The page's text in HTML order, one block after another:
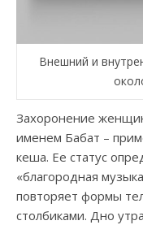
Внешний и
Захоронение
именем Бабат –
кеша. Ее статус
«благородная
повторяет формы
столбиками. Дно